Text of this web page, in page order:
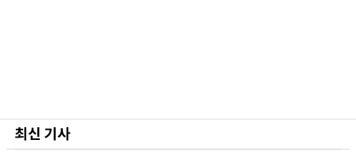
최신 기사